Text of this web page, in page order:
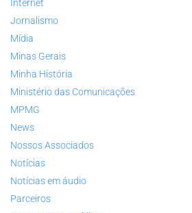
Internet
Jornalismo
Mídia
Minas Gerais
Minha História
Ministério das Comunicações
MPMG
News
Nossos Associados
Notícias
Notícias em áudio
Parceiros